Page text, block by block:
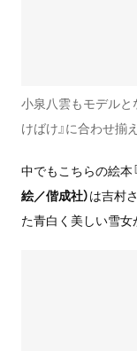
小泉八雲もモデルと
けばけ』に合わせ揃
中でもこちらの絵本
絵／偕成社）は吉村
た青白く美しい雪女